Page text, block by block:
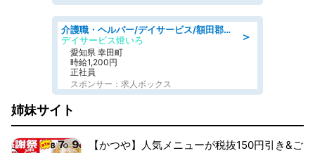
＞
介護職・ヘルパー/デイサービス/額田郡幸田町/JR東海道本線 幸田/愛知県
デイサービス燈いろ
愛知県 幸田町
時給1,200円
正社員
スポンサー：求人ボックス
姉妹サイト
【かつや】人気メニューが税抜150円引き&ご